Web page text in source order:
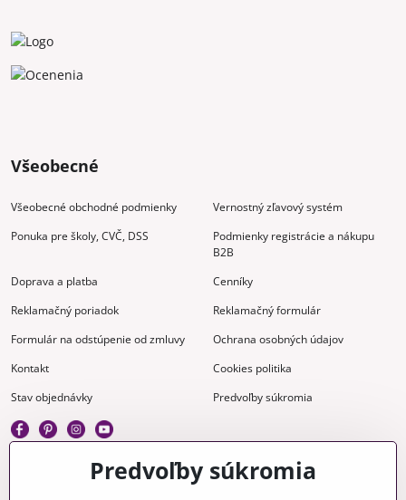
Všeobecné
Všeobecné obchodné podmienky
Vernostný zľavový systém
Ponuka pre školy, CVČ, DSS
Podmienky registrácie a nákupu
B2B
Doprava a platba
Cenníky
Reklamačný poriadok
Reklamačný formulár
Formulár na odstúpenie od zmluvy
Ochrana osobných údajov
Kontakt
Cookies politika
Stav objednávky
Predvoľby súkromia
Predvoľby súkromia